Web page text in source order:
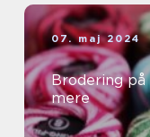
07. maj 2024
Brodering
mere